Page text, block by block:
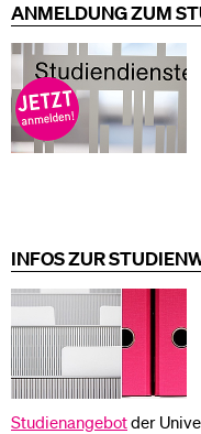
ANMELDUNG ZUM
INFOS ZUR
Studienangebotder